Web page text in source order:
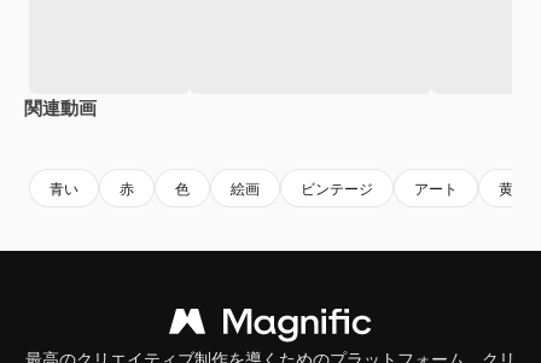
関連動画
青い 赤 色 絵画 ビンテージ アート 黄色
最高のクリエイティブ制作を導くためのプラットフォーム。クリ